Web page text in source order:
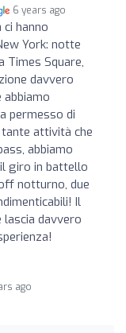
6 years ago
ci hanno
York: notte
Times Square,
davvero
permesso di
attività che
abbiamo
giro in battello
notturno, due
Il
davvero
ago